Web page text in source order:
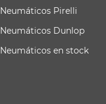
Neumáticos Pirelli
Neumáticos Dunlop
Neumáticos en stock